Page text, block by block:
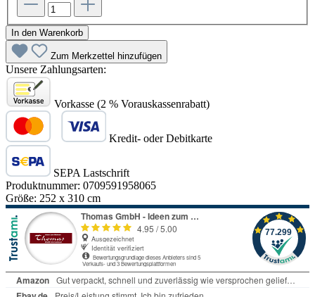
In den Warenkorb
Zum Merkzettel hinzufügen
Unsere Zahlungsarten:
Vorkasse (2 % Vorauskassenrabatt)
Kredit- oder Debitkarte
SEPA Lastschrift
Produktnummer: 0709591958065
Größe: 252 x 310 cm